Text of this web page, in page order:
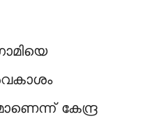
കേന്ദ്ര